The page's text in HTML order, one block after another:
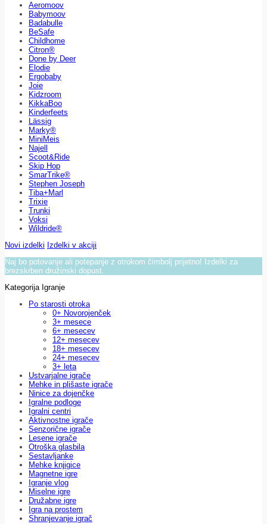
Aeromoov
Babymoov
Badabulle
BeSafe
Childhome
Citron®
Done by Deer
Elodie
Ergobaby
Joie
Kidzroom
KikkaBoo
Kinderfeets
Lässig
Marky®
MiniMeis
Najell
Scoot&Ride
Skip Hop
SmarTrike®
Stephen Joseph
Tiba+Marl
Trixie
Trunki
Voksi
Wildride®
Novi izdelki Izdelki v akciji
Naj bo potovanje ali potepanje z otrokom čimbolj prijetno! Izdelki za
brezskrben družinski dopust.
Kategorija Igranje
Po starosti otroka
0+ Novorojenček
3+ mesece
6+ mesecev
12+ mesecev
18+ mesecev
24+ mesecev
3+ leta
Ustvarjalne igrače
Mehke in plišaste igrače
Ninice za dojenčke
Igralne podloge
Igralni centri
Aktivnostne igrače
Senzorične igrače
Lesene igrače
Otroška glasbila
Sestavljanke
Mehke knjigice
Magnetne igre
Igranje vlog
Miselne igre
Družabne igre
Igra na prostem
Shranjevanje igrač